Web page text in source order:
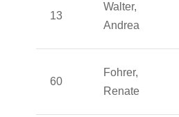
13
Walter,
Andrea
60
Fohrer,
Renate